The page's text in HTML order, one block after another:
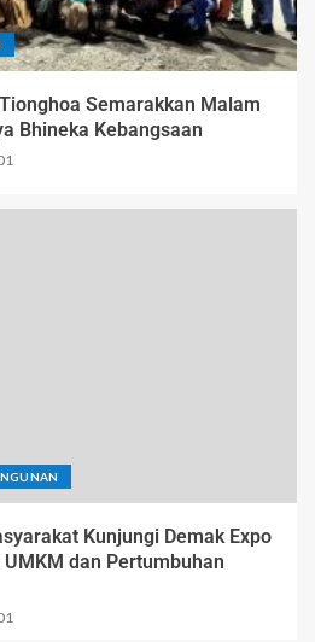
Semarakkan Malam
Bhineka Kebangsaan
Kunjungi Demak Expo
dan Pertumbuhan